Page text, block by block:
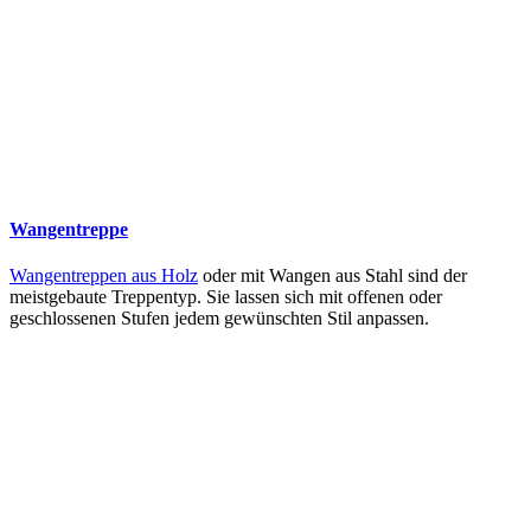
Wangentreppe
Wangentreppen aus Holz oder mit Wangen aus Stahl sind der
meistgebaute Treppentyp. Sie lassen sich mit offenen oder
geschlossenen Stufen jedem gewünschten Stil anpassen.